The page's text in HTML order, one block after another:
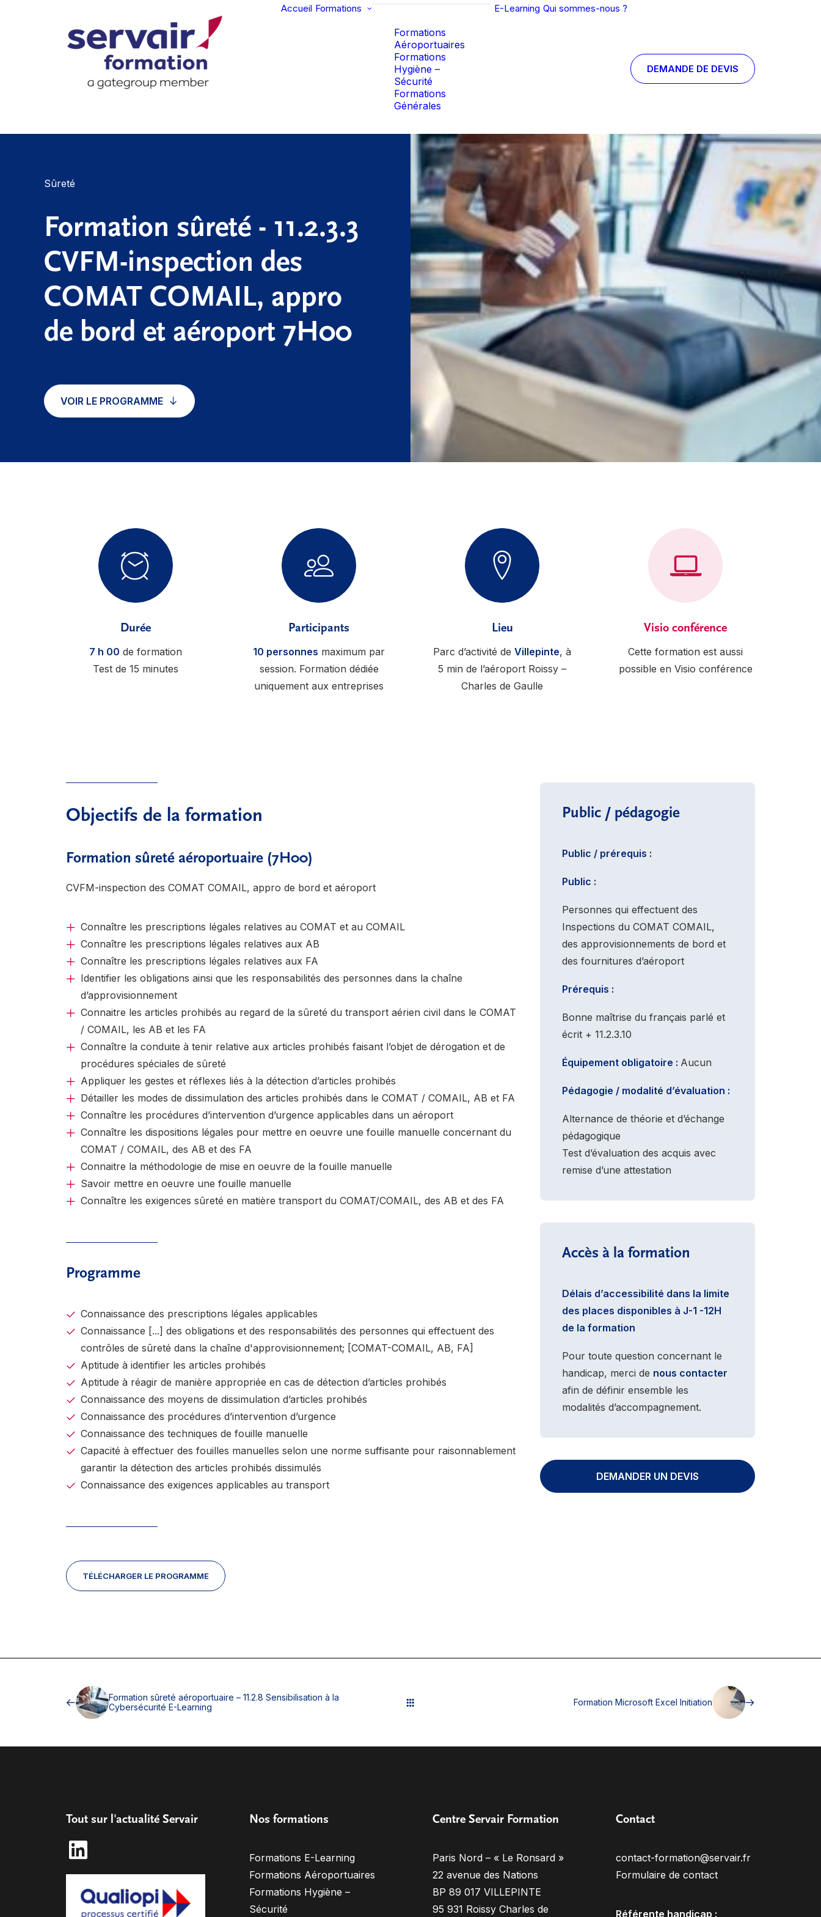
Accueil Formations
Formations
Aéroportuaires
Formations
Hygiène –
Sécurité
Formations
Générales
E-Learning Qui sommes-nous ?
DEMANDE DE DEVIS
Sûreté
Formation sûreté - 11.2.3.3
CVFM-inspection des
COMAT COMAIL, appro
de bord et aéroport 7H00
VOIR LE PROGRAMME
Durée
7 h 00 de formation
Test de 15 minutes
Participants
10 personnes maximum par
session. Formation dédiée
uniquement aux entreprises
Lieu
Parc d’activité de Villepinte, à
5 min de l’aéroport Roissy –
Charles de Gaulle
Visio conférence
Cette formation est aussi
possible en Visio conférence
Objectifs de la formation
Formation sûreté aéroportuaire (7H00)
CVFM-inspection des COMAT COMAIL, appro de bord et aéroport
Connaître les prescriptions légales relatives au COMAT et au COMAIL
Connaître les prescriptions légales relatives aux AB
Connaître les prescriptions légales relatives aux FA
Identifier les obligations ainsi que les responsabilités des personnes dans la chaîne
d’approvisionnement
Connaitre les articles prohibés au regard de la sûreté du transport aérien civil dans le COMAT
/ COMAIL, les AB et les FA
Connaître la conduite à tenir relative aux articles prohibés faisant l’objet de dérogation et de
procédures spéciales de sûreté
Appliquer les gestes et réflexes liés à la détection d’articles prohibés
Détailler les modes de dissimulation des articles prohibés dans le COMAT / COMAIL, AB et FA
Connaître les procédures d’intervention d’urgence applicables dans un aéroport
Connaître les dispositions légales pour mettre en oeuvre une fouille manuelle concernant du
COMAT / COMAIL, des AB et des FA
Connaitre la méthodologie de mise en oeuvre de la fouille manuelle
Savoir mettre en oeuvre une fouille manuelle
Connaître les exigences sûreté en matière transport du COMAT/COMAIL, des AB et des FA
Programme
Connaissance des prescriptions légales applicables
Connaissance [...] des obligations et des responsabilités des personnes qui effectuent des
contrôles de sûreté dans la chaîne d'approvisionnement; [COMAT-COMAIL, AB, FA]
Aptitude à identifier les articles prohibés
Aptitude à réagir de manière appropriée en cas de détection d’articles prohibés
Connaissance des moyens de dissimulation d’articles prohibés
Connaissance des procédures d’intervention d’urgence
Connaissance des techniques de fouille manuelle
Capacité à effectuer des fouilles manuelles selon une norme suffisante pour raisonnablement
garantir la détection des articles prohibés dissimulés
Connaissance des exigences applicables au transport
TÉLÉCHARGER LE PROGRAMME
Public / pédagogie
Public / prérequis :
Public :
Personnes qui effectuent des
Inspections du COMAT COMAIL,
des approvisionnements de bord et
des fournitures d’aéroport
Prérequis :
Bonne maîtrise du français parlé et
écrit + 11.2.3.10
Équipement obligatoire : Aucun
Pédagogie / modalité d’évaluation :
Alternance de théorie et d’échange
pédagogique
Test d’évaluation des acquis avec
remise d’une attestation
Accès à la formation
Délais d’accessibilité dans la limite
des places disponibles à J-1 -12H
de la formation
Pour toute question concernant le
handicap, merci de nous contacter
afin de définir ensemble les
modalités d’accompagnement.
DEMANDER UN DEVIS
Formation sûreté aéroportuaire – 11.2.8 Sensibilisation à la
Cybersécurité E-Learning
Formation Microsoft Excel Initiation
Tout sur l'actualité Servair Nos formations
Formations E-Learning
Formations Aéroportuaires
Formations Hygiène –
Sécurité
Centre Servair Formation
Paris Nord – « Le Ronsard »
22 avenue des Nations
BP 89 017 VILLEPINTE
95 931 Roissy Charles de
Contact
contact-formation@servair.fr
Formulaire de contact
Référente handicap :